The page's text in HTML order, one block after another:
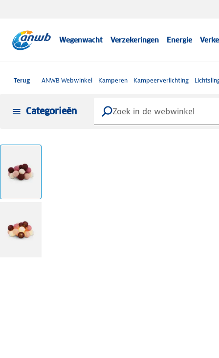
Wegenwacht Verzekeringen Energie
Terug ANWB Webwinkel Kamperen Kampeerverlichting
Categorieën